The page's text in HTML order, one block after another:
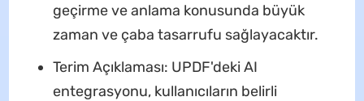
geçirme ve anlama konusunda büyük
zaman ve çaba tasarrufu sağlayacaktır.
Terim Açıklaması: UPDF'deki AI
entegrasyonu, kullanıcıların belirli